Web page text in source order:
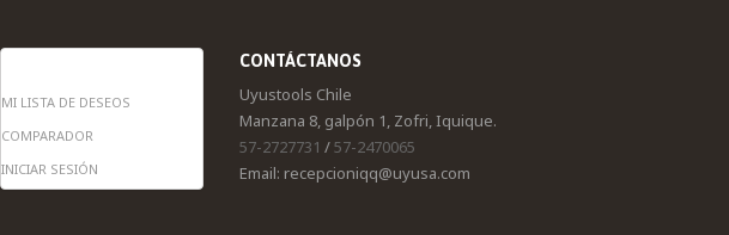
MI LISTA DE DESEOS
COMPARADOR
INICIAR SESIÓN
CONTÁCTANOS
Uyustools Chile
Manzana 8, galpón 1, Zofri, Iquique.
57-2727731 /57-2470065
Email: recepcioniqq@uyusa.com